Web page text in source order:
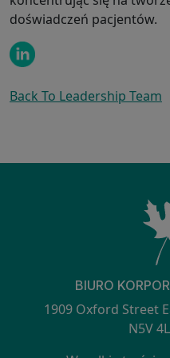
doświadczeń pacjentów.
Back To Leadership Team
BIURO
1909 Oxford Street
N5V